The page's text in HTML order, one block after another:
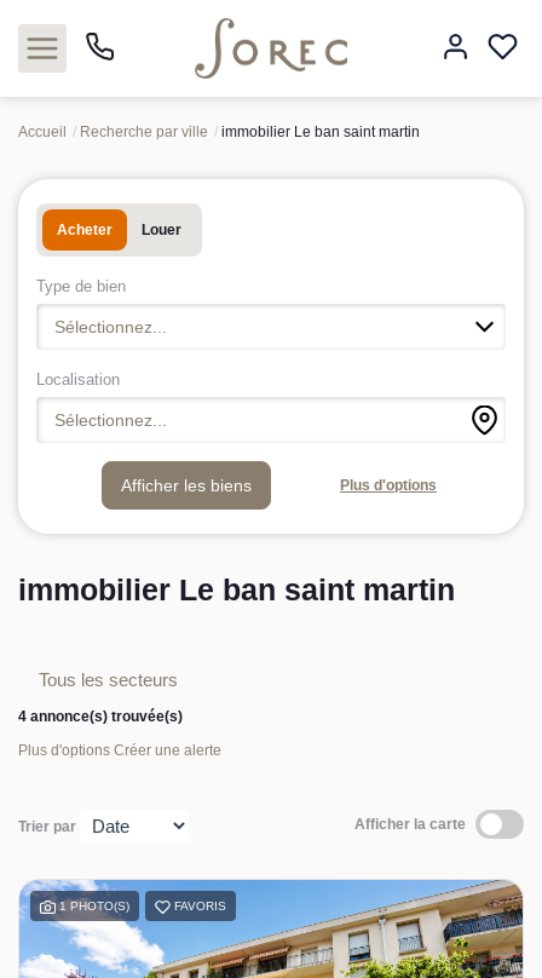
Acheter
Louer
Estimer
Neuf
Gestion
Syndic
L’équipe sorec
Accueil Recherche par ville immobilier Le ban saint martin
Acheter Louer
Type de bien
Sélectionnez...
Localisation
Sélectionnez...
Plus d'options
immobilier Le ban saint martin
Tous les secteurs
4 annonce(s) trouvée(s)
Plus d'options Créer une alerte
Trier par Afficher la carte
1 PHOTO(S) FAVORIS